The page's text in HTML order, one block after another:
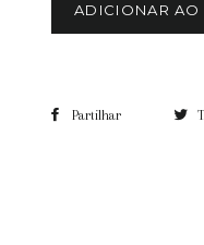
ADICIONAR AO
Partilhar